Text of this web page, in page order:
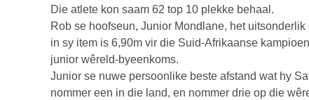
Die atlete kon saam 62 top 10 plekke behaal.
Rob se hoofseun, Junior Mondlane, het
in sy item is 6,90m vir die Suid-Afrikaanse
junior wêreld-byeenkoms.
Junior se nuwe persoonlike beste afstand wat hy
nommer een in die land, en nommer drie op die